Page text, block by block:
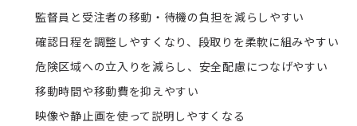
監督員と受注者の移動・待機の負担を減らしやすい
確認日程を調整しやすくなり、段取りを柔軟に組みやすい
危険区域への立入りを減らし、安全配慮につなげやすい
移動時間や移動費を抑えやすい
映像や静止画を使って説明しやすくなる